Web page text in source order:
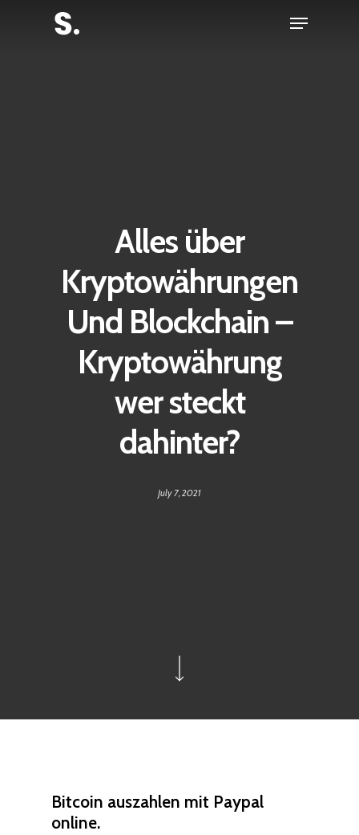
Menu
Alles über
Kryptowährungen
Und Blockchain –
Kryptowährung
wer steckt
dahinter?
July 7, 2021
Bitcoin auszahlen mit Paypal
online.